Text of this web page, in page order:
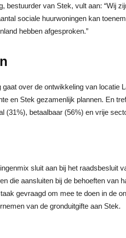
bestuurder van Stek, vult aan: “Wij
sociale huurwoningen kan
hebben afgesproken.”
over de ontwikkeling van locatie
en Stek gezamenlijk plannen. En
(31%), betaalbaar (56%) en vrije
sluit aan bij het raadsbesluit
die aansluiten bij de behoeften van
gevraagd om mee te doen in de
van de gronduitgifte aan Stek.